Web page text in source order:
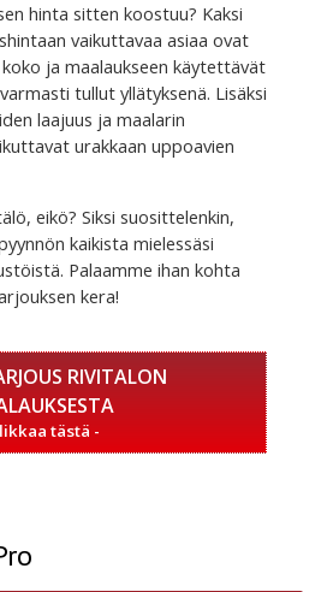
hinta sitten koostuu? Kaksi
vaikuttavaa asiaa ovat
ja maalaukseen käytettävät
tullut yllätyksenä. Lisäksi
laajuus ja maalarin
urakkaan uppoavien
eikö? Siksi suosittelenkin,
kaikista mielessäsi
Palaamme ihan kohta
kera!
RIVITALON